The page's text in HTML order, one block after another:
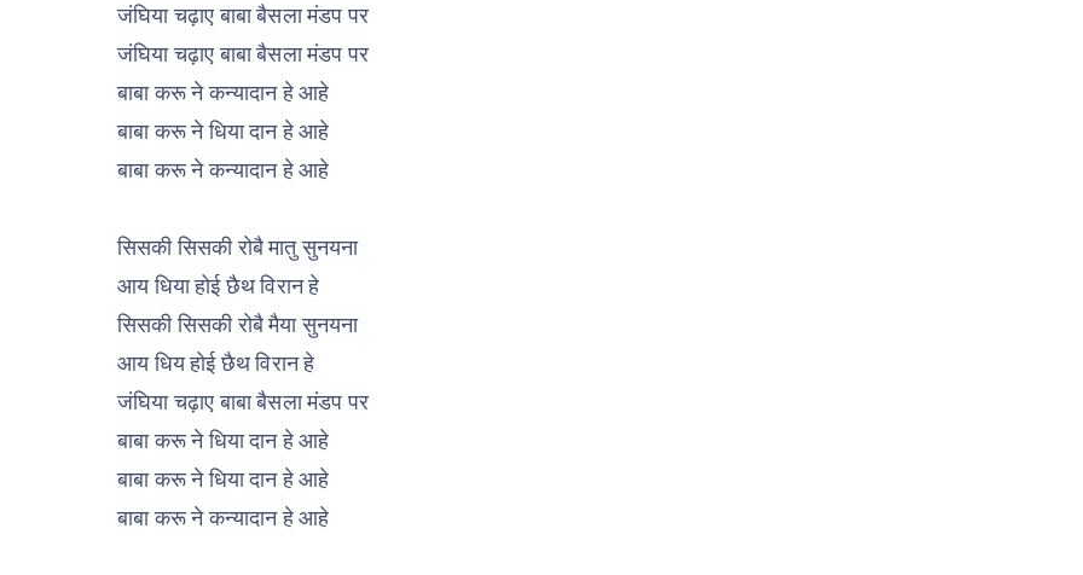
जंघिया चढ़ाए बाबा बैसला मंडप पर
जंघिया चढ़ाए बाबा बैसला मंडप पर
बाबा करू ने कन्यादान हे आहे
बाबा करू ने धिया दान हे आहे
बाबा करू ने कन्यादान हे आहे
सिसकी सिसकी रोबै मातु सुनयना
आय धिया होई छैथ विरान हे
सिसकी सिसकी रोबै मैया सुनयना
आय धिय होई छैथ विरान हे
जंघिया चढ़ाए बाबा बैसला मंडप पर
बाबा करू ने धिया दान हे आहे
बाबा करू ने धिया दान हे आहे
बाबा करू ने कन्यादान हे आहे